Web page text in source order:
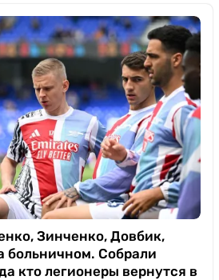
Зинченко, Довбик,
больничном. Собрали
кто легионеры вернутся в